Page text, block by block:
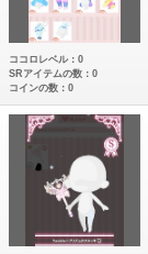
ココロレベル：0
SRアイテムの数：0
コインの数：0